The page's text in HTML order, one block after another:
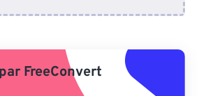
Google Drive
par FreeConvert